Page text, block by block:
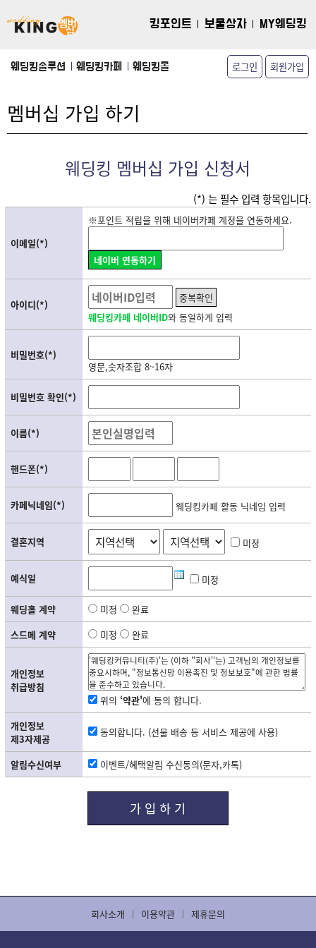
킹포인트 보물상자 MY웨딩킹
웨딩킹솔루션 웨딩킹카페 웨딩킹몰 로그인 회원가입
멤버십 가입 하기
웨딩킹 멤버십 가입 신청서
(*) 는 필수 입력 항목입니다.
이메일(*)
※포인트 적립을 위해 네이버카페 계정을 연동하세요.
네이버 연동하기
아이디(*)
중복확인
웨딩킹카페 네이버ID와 동일하게 입력
비밀번호(*)
영문,숫자조합 8~16자
비밀번호 확인(*)
이름(*)
핸드폰(*)
카페닉네임(*) 웨딩킹카페 활동 닉네임 입력
결혼지역 미정
예식일 미정
웨딩홀 계약 미정
완료
스드메 계약
미정 완료
개인정보
취급방침
위의 ‘약관'에 동의 합니다.
개인정보
제3자제공
동의합니다. (선물 배송 등 서비스 제공에 사용)
알림수신여부 이벤트/혜택알림 수신동의(문자,카톡)
가 입 하 기
회사소개 이용약관 제휴문의